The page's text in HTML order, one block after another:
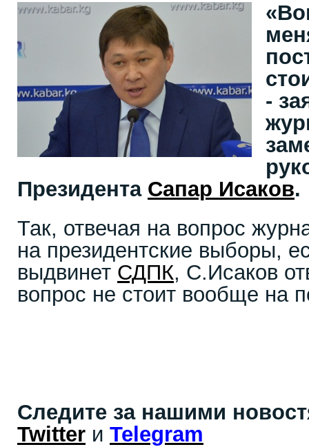
-
Президента Сапар Исаков.
Так, отвечая на вопрос
на президентские выборы,
выдвинет СДПК, С.Исаков
вопрос не стоит вообще на
Следите за нашими
Twitter и Telegram